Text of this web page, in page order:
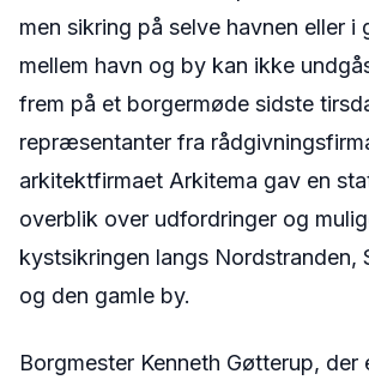
men sikring på selve havnen eller i
mellem havn og by kan ikke
frem på et borgermøde sidste
repræsentanter fra
arkitektfirmaet Arkitema gav en
overblik over udfordringer og
kystsikringen langs Nordstranden,
og den gamle by.
Borgmester Kenneth Gøtterup, der